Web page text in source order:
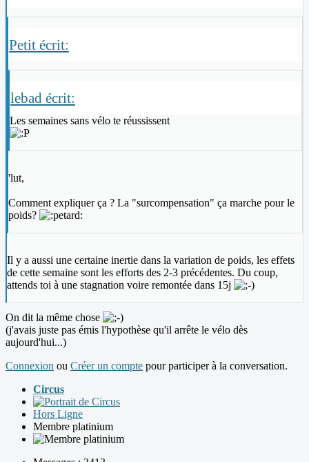
Petit écrit:
lebad écrit:
Les semaines sans vélo te réussissent
'lut,
Comment expliquer ça ? La "surcompensation" ça marche pour le
poids?
Il y a aussi une certaine inertie dans la variation de poids, les effets
de cette semaine sont les efforts des 2-3 précédentes. Du coup,
attends toi à une stagnation voire remontée dans 15j
On dit la même chose
(j'avais juste pas émis l'hypothèse qu'il arrête le vélo dès
aujourd'hui...)
Connexion ou Créer un compte pour participer à la conversation.
Circus
Hors Ligne
Membre platinium